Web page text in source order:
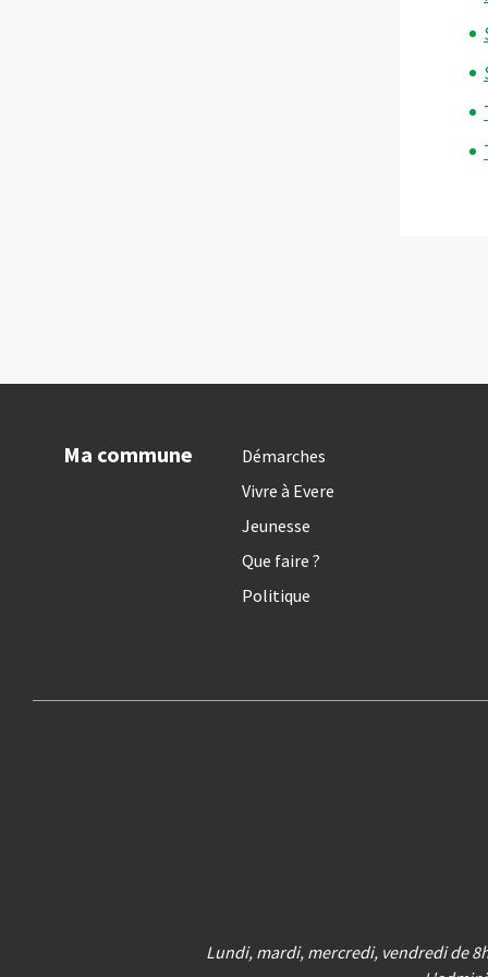
Ma commune
Démarches
Vivre à Evere
Jeunesse
Que faire ?
Politique
Lundi, mardi, mercredi, vendredi de